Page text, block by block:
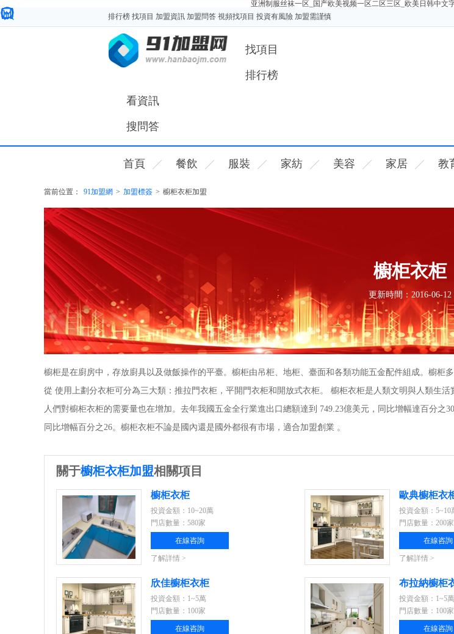
亚洲制服丝袜一区_国产欧美视频一区二区三区_欧美日韩中文
排行榜 找項目 加盟資訊 加盟問答 視頻找項目 投資有風險 加盟需謹慎
您好，歡迎來91加盟網！
找項目
排行榜
看資訊
搜問答
首頁 餐飲 服裝 家紡 美容 家居 教
當前位置： 91加盟網 > 加盟標簽 > 櫥柜衣柜加盟
櫥柜衣柜
更新時間：2016-06-12
櫥柜是在廚房中，存放廚具以及做飯操作的平臺。櫥柜由吊柜、地柜、臺面和各類功能五金配件組成。櫥柜
從 使用上劃分衣柜可分為三大類：推拉門衣柜，平開門衣柜和開放式衣柜。 櫥柜衣柜是人類文明與人類生
人們對櫥柜衣柜的需要量也在增加。去年我國五金全行業進出口總額達到 749.23億美元，同比增幅達百分之
同比增幅百分之26。櫥柜衣柜不論是國內還是國外都很有市場，適合加盟創業 。
關于櫥柜衣柜加盟相關項目
櫥柜衣柜
投資金額：10~20萬
門店數量：580家
在線咨詢
了解詳情 >
歐典櫥柜衣
投資金額：5~10
門店數量：200家
在線咨詢
了解詳情 >
欣佳櫥柜衣柜
投資金額：1~5萬
門店數量：100家
在線咨詢
布拉納櫥柜
投資金額：1~5萬
門店數量：100家
在線咨詢